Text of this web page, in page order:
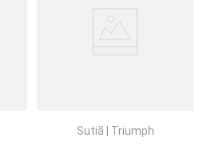
Sutiã Triumph